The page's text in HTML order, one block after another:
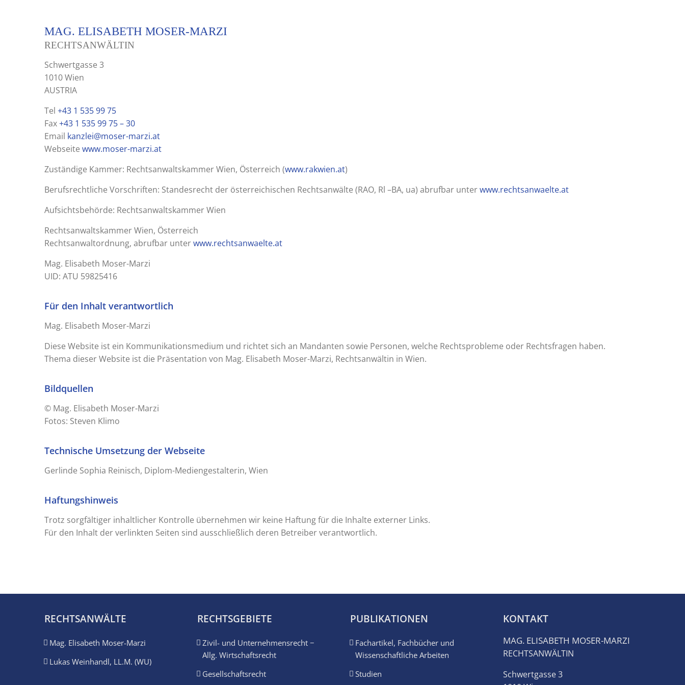
MAG. ELISABETH MOSER-MARZI
RECHTSANWÄLTIN
Schwertgasse 3
1010 Wien
AUSTRIA
Tel +43 1 535 99 75
Fax+43 1 535 99 75 – 30
Email kanzlei@moser-marzi.at
Webseite www.moser-marzi.at
Zuständige Kammer: Rechtsanwaltskammer Wien, Österreich (www.rakwien.at)
Berufsrechtliche Vorschriften: Standesrecht der österreichischen Rechtsanwälte (RAO, Rl –BA, ua) abrufbar unterwww.rechtsanwaelte.at
Aufsichtsbehörde: Rechtsanwaltskammer Wien
Rechtsanwaltskammer Wien, Österreich
Rechtsanwaltordnung, abrufbar unterwww.rechtsanwaelte.at
Mag. Elisabeth Moser-Marzi
UID: ATU 59825416
Für den Inhalt verantwortlich
Mag. Elisabeth Moser-Marzi
Diese Website ist ein Kommunikationsmedium und richtet sich an Mandanten sowie Personen, welche Rechtsprobleme oder Rechtsfragen haben.
Thema dieser Website ist die Präsentation von Mag. Elisabeth Moser-Marzi, Rechtsanwältin in Wien.
Bildquellen
© Mag. Elisabeth Moser-Marzi
Fotos: Steven Klimo
Technische Umsetzung der Webseite
Gerlinde Sophia Reinisch, Diplom-Mediengestalterin, Wien
Haftungshinweis
Trotz sorgfältiger inhaltlicher Kontrolle übernehmen wir keine Haftung für die Inhalte externer Links.
Für den Inhalt der verlinkten Seiten sind ausschließlich deren Betreiber verantwortlich.
RECHTSANWÄLTE
Mag. Elisabeth Moser-Marzi
Lukas Weinhandl, LL.M. (WU)
RECHTSGEBIETE
Zivil- und Unternehmensrecht −
Allg. Wirtschaftsrecht
Gesellschaftsrecht
PUBLIKATIONEN
Fachartikel, Fachbücher und
Wissenschaftliche Arbeiten
Studien
KONTAKT
MAG. ELISABETH MOSER-MARZI
RECHTSANWÄLTIN
Schwertgasse 3